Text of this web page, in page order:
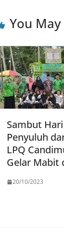
You
Sambut
Penyuluh
LPQ
Gelar Mabit
20/10/2023